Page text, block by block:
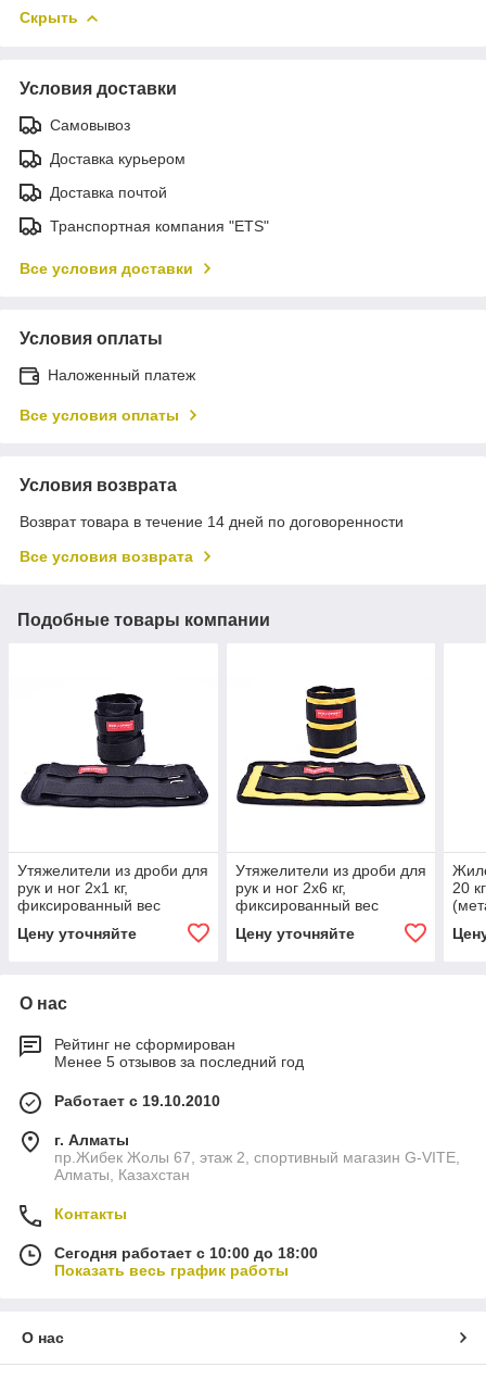
Скрыть
Условия доставки
Самовывоз
Доставка курьером
Доставка почтой
Транспортная компания "ETS"
Все условия доставки
Условия оплаты
Наложенный платеж
Все условия оплаты
Условия возврата
Возврат товара в течение 14 дней по договоренности
Все условия возврата
Подобные товары компании
Утяжелители из дроби для
рук и ног 2х1 кг,
фиксированный вес
Цену уточняйте
Утяжелители из дроби для
рук и ног 2х6 кг,
фиксированный вес
Цену уточняйте
20
О нас
Рейтинг не сформирован
Менее 5 отзывов за последний год
Работает с 19.10.2010
г. Алматы
пр.Жибек Жолы 67, этаж 2, спортивный магазин G-VITE,
Алматы, Казахстан
Контакты
Сегодня работает с 10:00 до 18:00
Показать весь график работы
О нас